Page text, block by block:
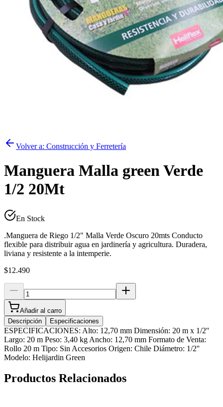
Volver a: Construcción y Ferretería
Manguera Malla green Verde
1/2 20Mt
En Stock
.Manguera de Riego 1/2" Malla Verde Oscuro 20mts Conducto
flexible para distribuir agua en jardinería y agricultura. Duradera,
liviana y resistente a la intemperie.
$12.490
Añadir al carro
Descripción
Especificaciones
ESPECIFICACIONES: Alto: 12,70 mm Dimensión: 20 m x 1/2''
Largo: 20 m Peso: 3,40 kg Ancho: 12,70 mm Formato de Venta:
Rollo 20 m Tipo: Sin Accesorios Origen: Chile Diámetro: 1/2''
Modelo: Helijardin Green
Productos Relacionados